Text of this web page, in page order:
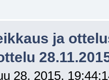
ja
28, 2015,